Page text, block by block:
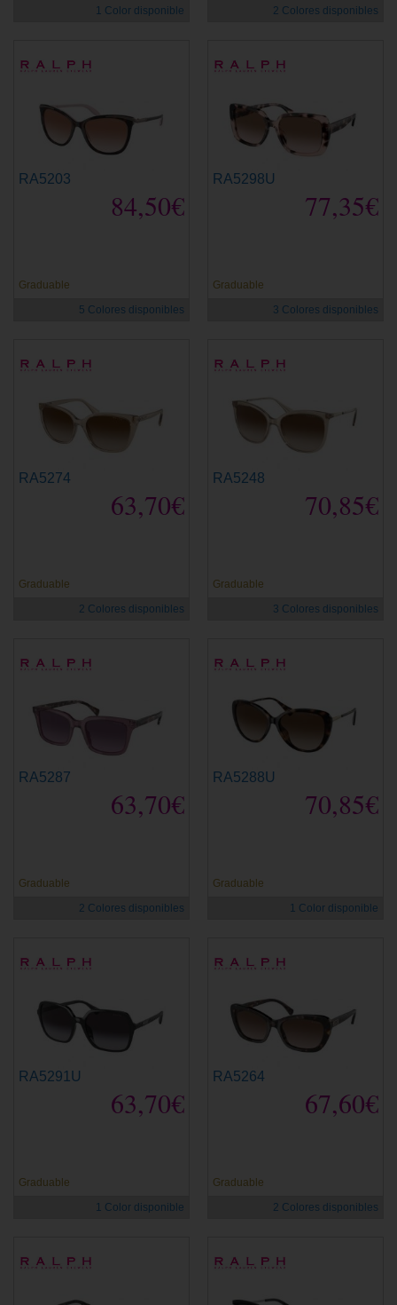
1 Color disponible
2 Colores disponibles
RA5203
84,50€
Graduable
5 Colores disponibles
RA5298U
77,35€
Graduable
3 Colores disponibles
RA5274
63,70€
Graduable
2 Colores disponibles
RA5248
70,85€
Graduable
3 Colores disponibles
RA5287
63,70€
Graduable
2 Colores disponibles
RA5288U
70,85€
Graduable
1 Color disponible
RA5291U
63,70€
Graduable
1 Color disponible
RA5264
67,60€
Graduable
2 Colores disponibles